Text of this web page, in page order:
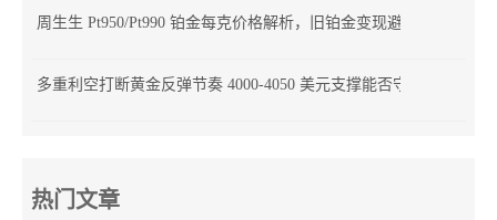
周生生 Pt950/Pt990 铂金每克价格解析，旧铂金变现避坑指南
多重利空打断黄金反弹节奏 4000-4050 美元支撑能否守住？
热门文章